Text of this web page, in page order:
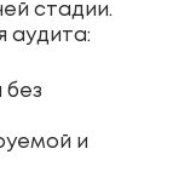
стадии.
аудита:
без
и